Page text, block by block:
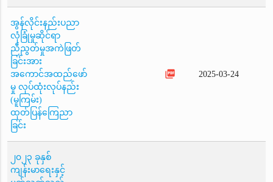
အွန်လိုင်းနည်းပညာ
လုံခြုံမှုဆိုင်ရာ
ညီညွတ်မှုအကဲဖြတ်
ခြင်းအား
အကောင်အထည်ဖော်
မှု လုပ်ထုံးလုပ်နည်း
(မူကြမ်း)
ထုတ်ပြန်ကြေညာ
ခြင်း
picture_as_pdf 2025-03-24
၂၀၂၃ ခုနှစ်
ကျန်းမာရေးနှင့်